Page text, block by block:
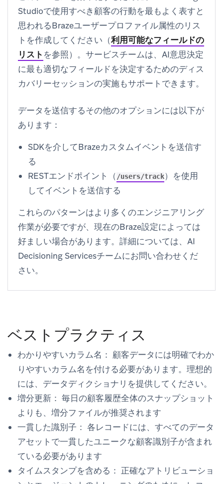
Studioで使用すべき顧客の行動を最もよく表すと
思われるBrazeユーザープロファイル属性のリス
トを作成してください（利用可能なフィールドの
リスト を参照）。サービスチームは、AI意思決定
に最も適切なフィールドを決定するためのディス
カバリーセッションの実施もサポートできます。
データを送信するその他のオプションには以下が
あります：
SDKを介してBrazeカスタムイベントを送信す
る
RESTエンドポイント（ /users/track）を使用
してイベントを送信する
これらのパターンはより多くのエンジニアリング
作業が必要ですが、現在のBraze設定によっては
好ましい場合があります。詳細については、AI
Decisioning Servicesチームにお問い合わせくだ
さい。
ベストプラクティス
わかりやすいカラム名： 顧客データには明確でわか
りやすいカラム名を付ける必要があります。理想的
には、データディクショナリを提供してください。
増分更新： 毎日の顧客履歴全体のスナップショット
よりも、増分ファイルが推奨されます
一貫した識別子： 各レコードには、すべてのデータ
アセットで一貫したユニークな顧客識別子が含まれ
ている必要があります
タイムスタンプを含める： 正確なアトリビューショ